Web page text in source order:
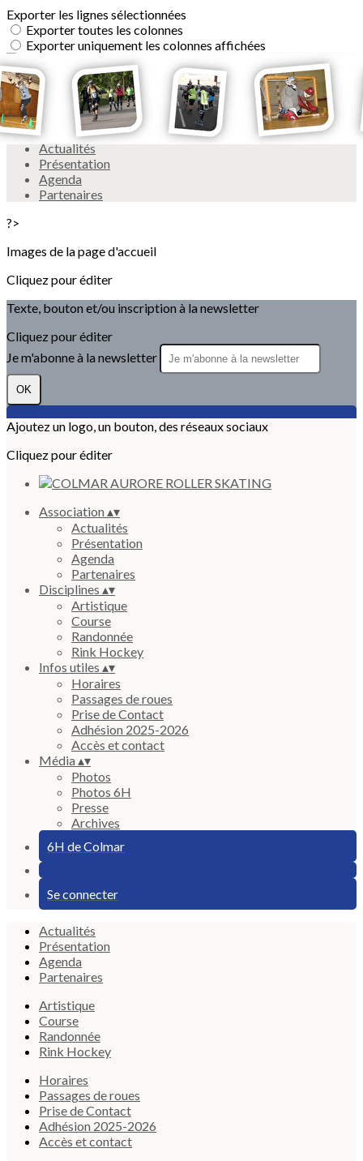
Exporter les lignes sélectionnées
Exporter toutes les colonnes
Exporter uniquement les colonnes affichées
Menu
<
>
Actualités
Présentation
Agenda
Partenaires
?>
Images de la page d'accueil
Cliquez pour éditer
Texte, bouton et/ou inscription à la newsletter
Cliquez pour éditer
Je m'abonne à la newsletter
OK
Ajoutez un logo, un bouton, des réseaux sociaux
Cliquez pour éditer
Association▴▾
Actualités
Présentation
Agenda
Partenaires
Disciplines ▴▾
Artistique
Course
Randonnée
Rink Hockey
Infos utiles ▴▾
Horaires
Passages de roues
Prise de Contact
Adhésion 2025-2026
Accès et contact
Média▴▾
Photos
Photos 6H
Presse
Archives
6H de Colmar
Se connecter
Actualités
Présentation
Agenda
Partenaires
Artistique
Course
Randonnée
Rink Hockey
Horaires
Passages de roues
Prise de Contact
Adhésion 2025-2026
Accès et contact